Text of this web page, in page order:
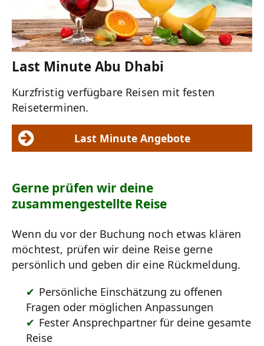
Last Minute Abu Dhabi
Kurzfristig verfügbare Reisen mit festen
Reiseterminen.
Last Minute Angebote
Gerne prüfen wir deine
zusammengestellte Reise
Wenn du vor der Buchung noch etwas klären
möchtest, prüfen wir deine Reise gerne
persönlich und geben dir eine Rückmeldung.
Persönliche Einschätzung zu offenen
Fragen oder möglichen Anpassungen
Fester Ansprechpartner für deine gesamte
Reise